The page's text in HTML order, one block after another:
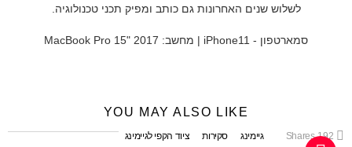
לשלוש שנים האחרונות גם כותב ומפיק תכני טכנולוגיה.
סמארטפון - iPhone11 | מחשב: MacBook Pro 15" 2017
YOU MAY ALSO LIKE
192
Shares גיימינג סקירות ציוד הקפי לגיימינג